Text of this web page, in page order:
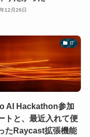
12月26日
IT
AI Hackathon参加
トと、最近入れて便
たRaycast拡張機能